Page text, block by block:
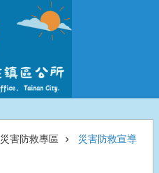
災害防救專區 災害防救宣導